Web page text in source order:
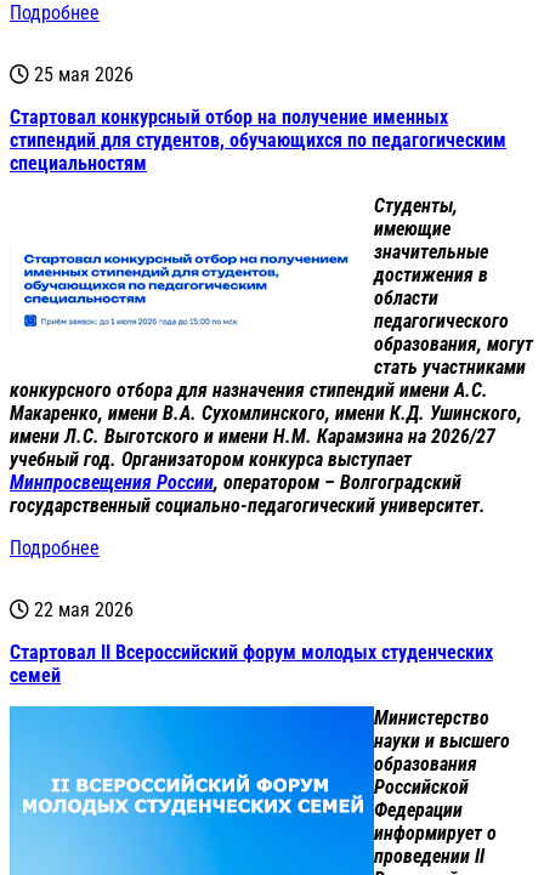
Подробнее
25 мая 2026
Стартовал конкурсный отбор на получение именных
стипендий для студентов, обучающихся по педагогическим
специальностям
Студенты,
имеющие
значительные
достижения в
области
педагогического
образования, могут
стать участниками
конкурсного отбора для назначения стипендий имени А.С.
Макаренко, имени В.А. Сухомлинского, имени К.Д. Ушинского,
имени Л.С. Выготского и имени Н.М. Карамзина на 2026/27
учебный год. Организатором конкурса выступает
Минпросвещения России, оператором – Волгоградский
государственный социально-педагогический университет.
Подробнее
22 мая 2026
Стартовал II Всероссийский форум молодых студенческих
семей
Министерство
науки и высшего
образования
Российской
Федерации
информирует о
проведении II